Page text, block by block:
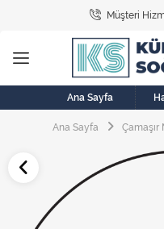
Müşteri
Ana Sayfa
Ana Sayfa Çamaşır